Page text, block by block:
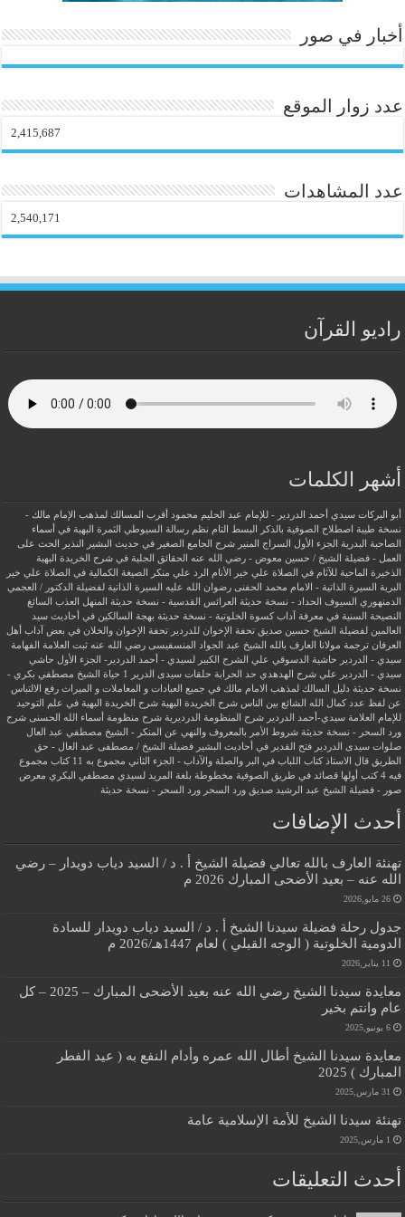
أخبار في صور
عدد زوار الموقع
2,415,687
عدد المشاهدات
2,540,171
راديو القرآن
أشهر الكلمات
أبو البركات سيدي أحمد الدردير - للإمام عبد الحليم محمود
أقرب المسالك لمذهب الإمام مالك -
نسخة طيبة اصطلاح الصوفية بالذكر البسط التام نظم رسالة السيوطي
الثمرة البهية في أسماء
الصاحبة البدرية
الجزء الأول السراج المنير شرح الجامع الصغير في حديث البشير النذير
الحث على
العمل - فضيلة الشيخ / حسين معوض - رضي الله عنه
الحقائق الجلية في شرح الخريدة البهية
الذخيرة الماحية للآثام في الصلاة علي خير الأنام
الرد علي منكر الصيغة الكمالية في الصلاة علي خير
البرية
السيرة الذاتية - الامام محمد الحفنى رضوان الله عليه
السيرة الذاتية لفضيلة الدكتور / العجمي
الدمنهوري
السيوف الحداد - نسخة حديثة العرائس القدسية - نسخة حديثة
المنهل العذب السائغ
النصيحة السنية في معرفة آداب كسوة الخلوتية - نسخة حديثة بهجة السالكين في أحاديث سيد
العالمين لفضيلة الشيخ حسين صديق
تحفة الإخوان للدردير تحفة الإخوان والخلان في بعض آداب أهل
العرفان ترجمة مولانا العارف بالله الشيخ عبد الجواد المنسفيسى رضي الله عنه ثبت العلامة الفهامة
سيدي - الدردير
حاشية الدسوقي علي الشرح الكبير لسيدي - أحمد الدردير- الجزء الأول حاشي
سيدي - الدردير علي شرح الهدهدي حد الحرابة حلقات سيدى الدرير 1
حياة الشيخ مصطفي بكري -
نسخة حديثة دليل السالك لمذهب الامام مالك في جميع العبادات و المعاملات و الميراث رفع الالتباس
عن لفظ عدد كمال الله الشائع بين الناس شرح الخريدة البهية شرح الخريدة البهية في علم التوحيد
للإمام العلامة سيدي-أحمد الدردير شرح المنظومة الدرديرية شرح منظومة أسماء الله الحسنى شرح
ورد السحر - نسخة حديثة شروط الأمر بالمعروف والنهي عن المنكر - الشيخ مصطفي عبد العال
صلوات سيدى الدردير فتح القدير في أحاديث البشير فضيلة الشيخ / مصطفى عبد العال - حق
الطريق
قال الاستاذ كتاب اللباب في البر والصلة والآداب - الجزء الثاني مجموع به 11 كتاب
مجموع
فيه 4 كتب أولها قصائد في طريق الصوفية
مخطوطة بلغة المريد لسيدي مصطفي البكري معرض
صور - فضيلة الشيخ عبد الرشيد صديق
ورد السحر ورد السحر - نسخة حديثة
أحدث الإضافات
تهنئة العارف بالله تعالي فضيلة الشيخ أ . د / السيد دياب دويدار – رضي
الله عنه – بعيد الأضحى المبارك 2026 م
26 مايو,2026
جدول رحلة فضيلة سيدنا الشيخ أ . د / السيد دياب دويدار للسادة
الدومية الخلوتية ( الوجه القبلي ) لعام 1447هـ/2026 م
11 يناير,2026
معايدة سيدنا الشيخ رضي الله عنه بعيد الأضحى المبارك – 2025 – كل
عام وانتم بخير
6 يونيو,2025
معايدة سيدنا الشيخ أطال الله عمره وأدام النفع به ( عيد الفطر
المبارك ) 2025
31 مارس,2025
تهنئة سيدنا الشيخ للأمة الإسلامية عامة
1 مارس,2025
أحدث التعليقات